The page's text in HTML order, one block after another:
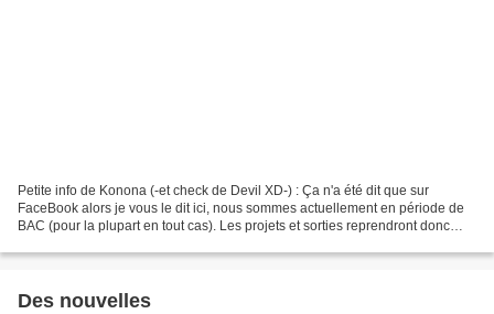
Petite info de Konona (-et check de Devil XD-) : Ça n'a été dit que sur
FaceBook alors je vous le dit ici, nous sommes actuellement en période de
BAC (pour la plupart en tout cas). Les projets et sorties reprendront donc
Des nouvelles